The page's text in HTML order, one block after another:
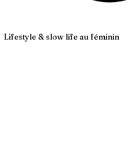
Lifestyle & slow life au féminin